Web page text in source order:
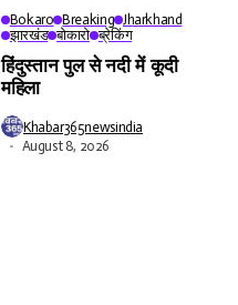
Bokaro Breaking Jharkhand
झारखंड बोकारो ब्रेकिंग
हिंदुस्तान पुल से नदी में कूदी
महिला
Khabar365newsindia
August 8, 2026